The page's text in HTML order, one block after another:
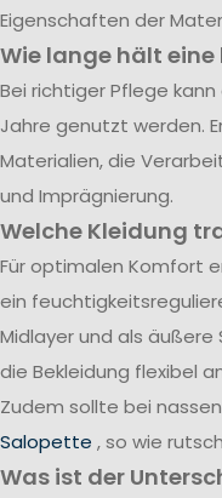
Eigenschaften der
Wie lange hält
Bei richtiger Pflege
Jahre genutzt werden.
Materialien, die
und Imprägnierung.
Welche Kleidung
Für optimalen Komfort
ein
Midlayer und als äußere
die Bekleidung flexibel
Zudem sollte bei
Salopette , so wie
Was ist der